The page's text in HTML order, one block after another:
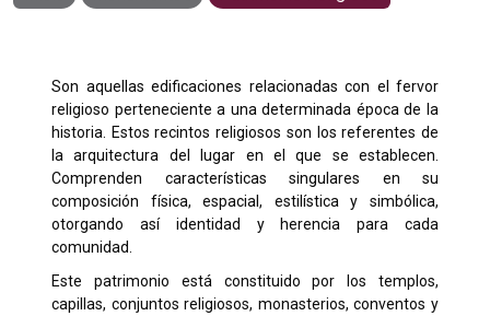
Son aquellas edificaciones relacionadas con el fervor
religioso perteneciente a una determinada época de la
historia. Estos recintos religiosos son los referentes de
la arquitectura del lugar en el que se establecen.
Comprenden características singulares en su
composición física, espacial, estilística y simbólica,
otorgando así identidad y herencia para cada
comunidad.
Este patrimonio está constituido por los templos,
capillas, conjuntos religiosos, monasterios, conventos y